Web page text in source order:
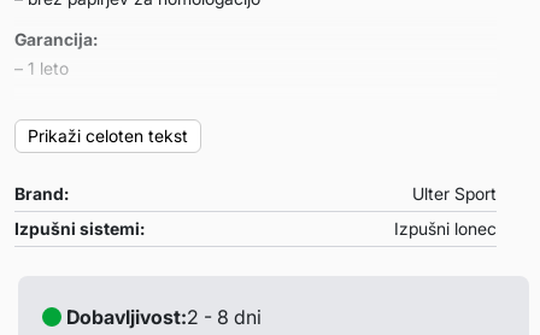
Garancija:
– 1 leto
Toyota AURIS II
– motor: 1.6 97kW
Opombe:
Prikaži celoten tekst
Brand:
Ulter Sport
Izpušni sistemi:
Izpušni lonec
Dobavljivost:2 - 8 dni